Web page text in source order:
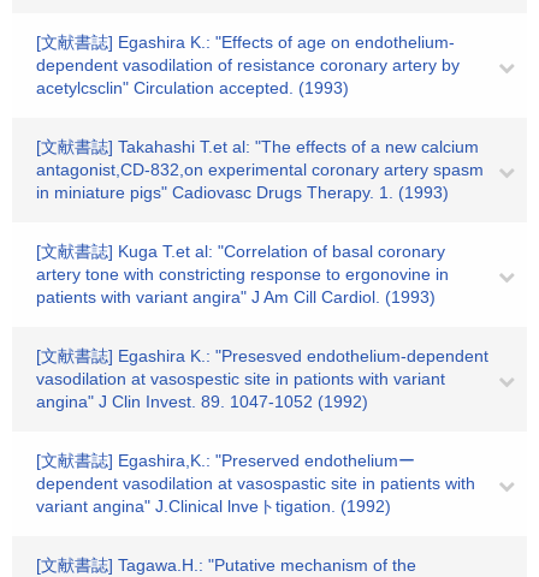
[文献書誌] Egashira K.: "Effects of age on endothelium-
dependent vasodilation of resistance coronary artery by
acetylcsclin" Circulation accepted. (1993)
[文献書誌] Takahashi T.et al: "The effects of a new calcium
antagonist,CD-832,on experimental coronary artery spasm
in miniature pigs" Cadiovasc Drugs Therapy. 1. (1993)
[文献書誌] Kuga T.et al: "Correlation of basal coronary
artery tone with constricting response to ergonovine in
patients with variant angira" J Am Cill Cardiol. (1993)
[文献書誌] Egashira K.: "Presesved endothelium-dependent
vasodilation at vasospestic site in pationts with variant
angina" J Clin Invest. 89. 1047-1052 (1992)
[文献書誌] Egashira,K.: "Preserved endotheliumー
dependent vasodilation at vasospastic site in patients with
variant angina" J.Clinical lnveトtigation. (1992)
[文献書誌] Tagawa.H.: "Putative mechanism of the